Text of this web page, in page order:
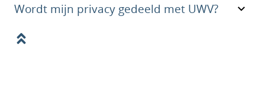
Wordt mijn privacy gedeeld met UWV?